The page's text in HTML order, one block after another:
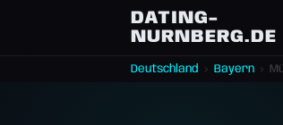
DATING-
NURNBERG.DE
Deutschland › Bayern ›